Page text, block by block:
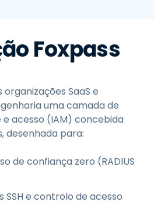
Foxpass
SaaS e
uma camada de
acesso (IAM) concebida
desenhada para:
de confiança zero (RADIUS
SSH e controlo de acesso